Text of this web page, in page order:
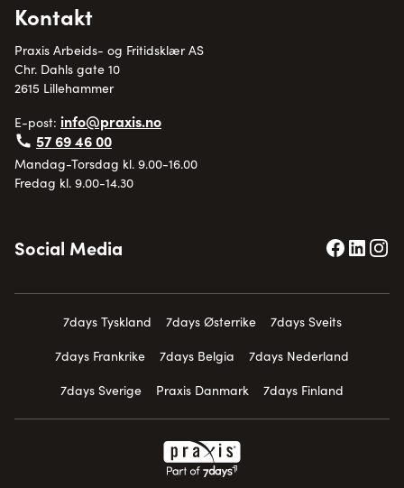
Kontakt
Praxis Arbeids- og Fritidsklær AS
Chr. Dahls gate 10
2615 Lillehammer
E-post: info@praxis.no
57 69 46 00
Mandag-Torsdag kl. 9.00-16.00
Fredag kl. 9.00-14.30
Social Media
7days Tyskland 7days Østerrike
7days Sveits
7days Frankrike
7days Belgia
7days Nederland
7days Sverige
Praxis Danmark 7days Finland